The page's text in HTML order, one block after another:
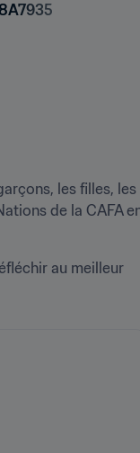
les filles, les
de la CAFA
au meilleur